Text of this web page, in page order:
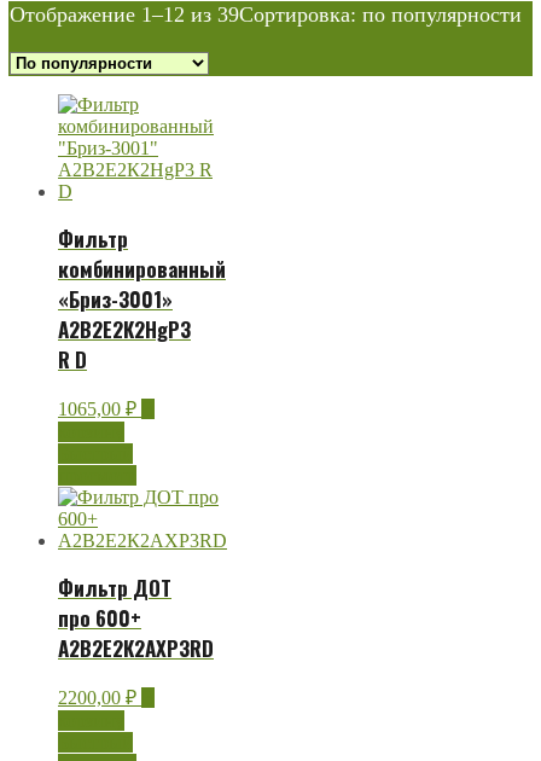
Отображение 1–12 из 39Сортировка: по популярности
Фильтр
комбинированный
«Бриз-3001»
А2В2Е2К2HgР3
R D
1065,00 ₽
Фильтр ДОТ
про 600+
А2В2Е2К2АХР3RD
2200,00 ₽